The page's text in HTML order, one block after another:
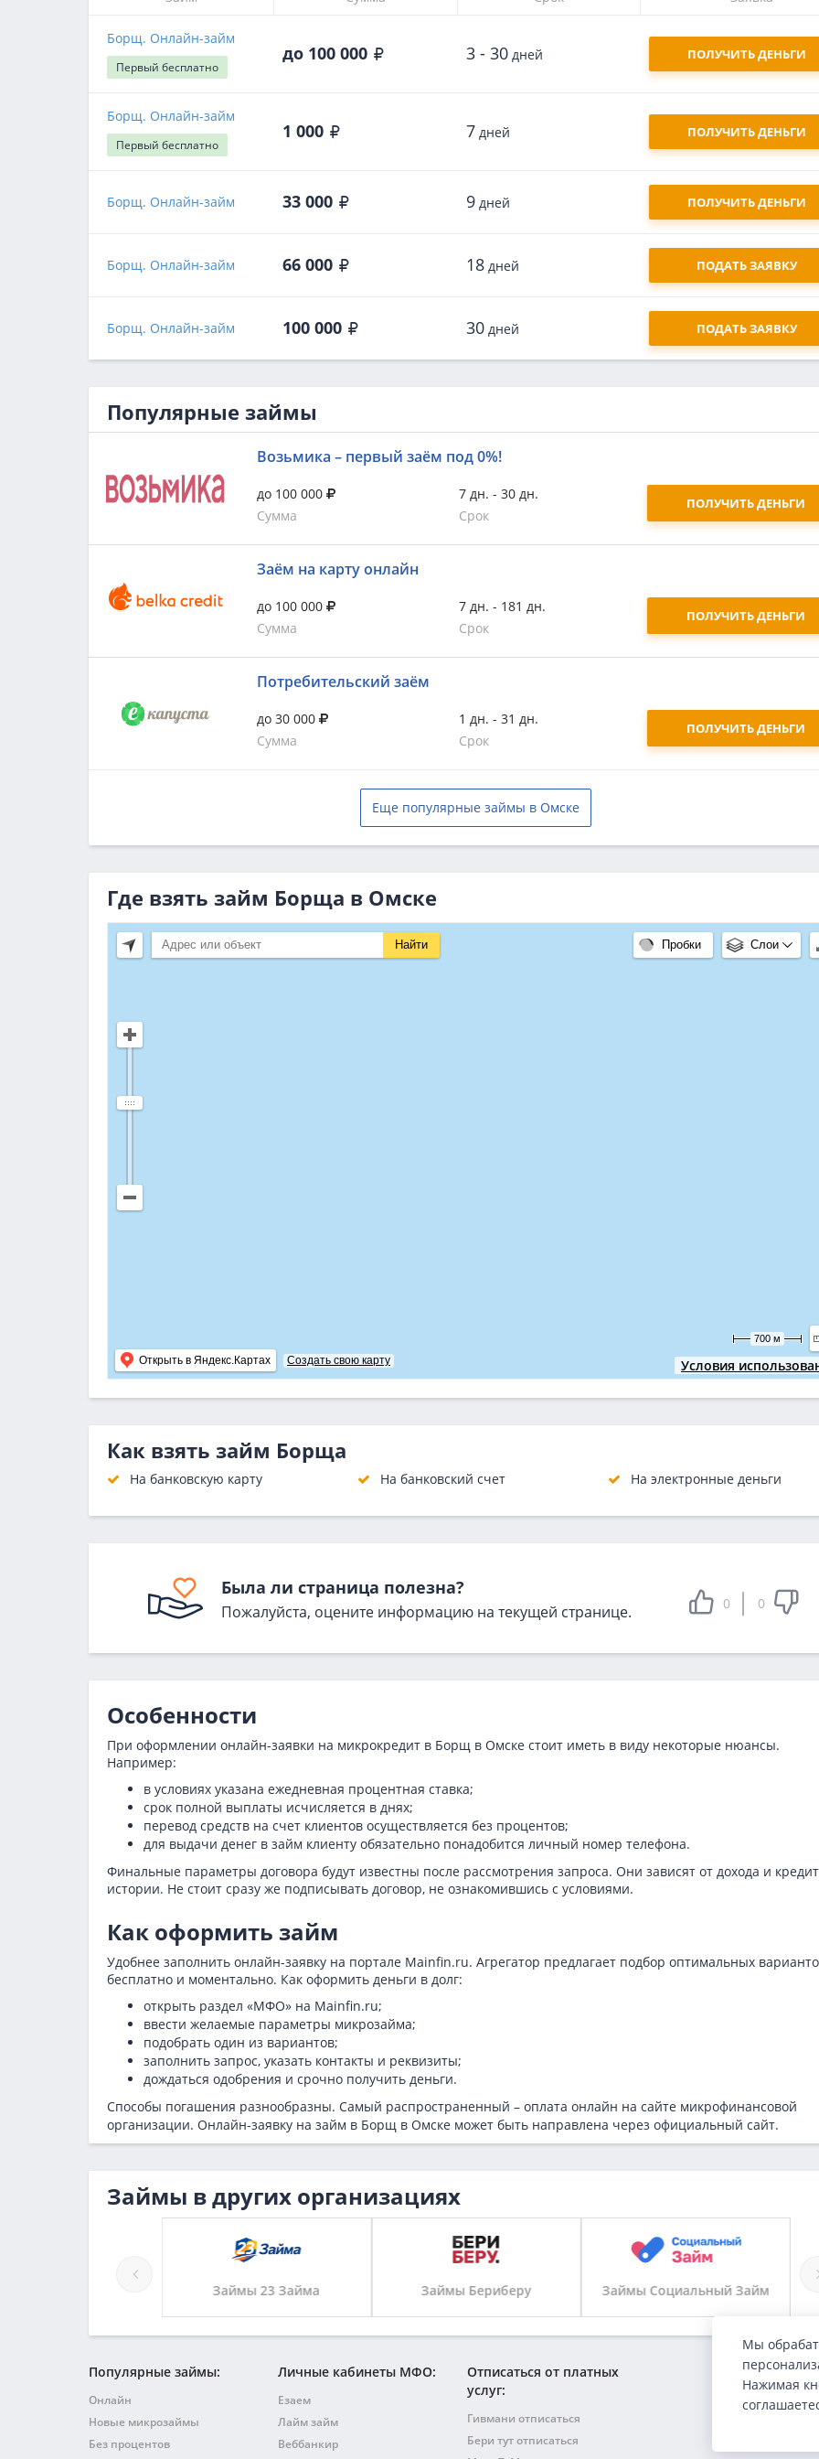
Борщ. Онлайн-займ
Первый бесплатно
до 100 000 3 - 30 дней ПОЛУЧИТЬ ДЕНЬГИ
Борщ. Онлайн-займ
Первый бесплатно
1 000 7 дней ПОЛУЧИТЬ ДЕНЬГИ
Борщ. Онлайн-займ 33 000 9 дней ПОЛУЧИТЬ ДЕНЬГИ
Борщ. Онлайн-займ 66 000 18 дней ПОДАТЬ ЗАЯВКУ
Борщ. Онлайн-займ 100 000 30 дней ПОДАТЬ ЗАЯВКУ
Популярные займы
Возьмика – первый заём под 0%!
до 100 000
Сумма
7 дн. - 30 дн.
Срок
ПОЛУЧИТЬ ДЕНЬГИ
Заём на карту онлайн
до 100 000
Сумма
7 дн. - 181 дн.
Срок
ПОЛУЧИТЬ ДЕНЬГИ
Потребительский заём
до 30 000
Сумма
1 дн. - 31 дн.
Срок
ПОЛУЧИТЬ ДЕНЬГИ
Еще популярные займы в Омске
Где взять займ Борща в Омске
Условия
Открыть в Яндекс.Картах Создать свою карту
Найти Пробки Слои
700 м
Как взять займ Борща
На банковскую карту На банковский счет На электронные деньги
Была ли страница полезна?
Пожалуйста, оцените информацию на текущей странице. 0 0
Особенности
При оформлении онлайн-заявки на микрокредит в Борщ в Омске стоит иметь в виду некоторые нюансы.
Например:
в условиях указана ежедневная процентная ставка;
срок полной выплаты исчисляется в днях;
перевод средств на счет клиентов осуществляется без процентов;
для выдачи денег в займ клиенту обязательно понадобится личный номер телефона.
Финальные параметры договора будут известны после рассмотрения запроса. Они зависят от дохода и
истории. Не стоит сразу же подписывать договор, не ознакомившись с условиями.
Как оформить займ
Удобнее заполнить онлайн-заявку на портале Mainfin.ru. Агрегатор предлагает подбор оптимальных
бесплатно и моментально. Как оформить деньги в долг:
открыть раздел «МФО» на Mainfin.ru;
ввести желаемые параметры микрозайма;
подобрать один из вариантов;
заполнить запрос, указать контакты и реквизиты;
дождаться одобрения и срочно получить деньги.
Способы погашения разнообразны. Самый распространенный – оплата онлайн на сайте микрофинансовой
организации. Онлайн-заявку на займ в Борщ в Омске может быть направлена через официальный сайт.
Займы в других организациях
Займы Бериберу Займы Социальный Займ Займы Р-Займ
Популярные займы:
Онлайн
Новые микрозаймы
Без процентов
Личные кабинеты МФО:
Езаем
Лайм займ
Веббанкир
Отписаться от платных
услуг:
Гивмани отписаться
Бери тут отписаться
Мы
Нажимая